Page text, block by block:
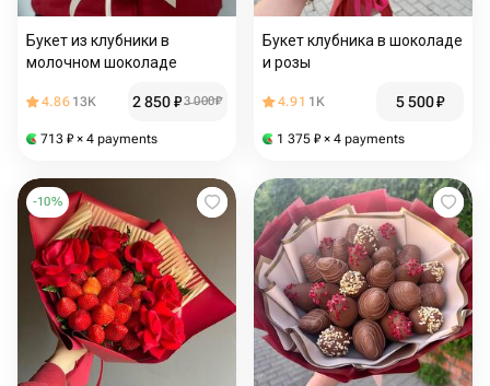
Букет из клубники в
молочном шоколаде
4.86 13K 2 850₽3 000₽
713 ₽ × 4 payments
Букет клубника в шоколаде
и розы
4.91 1K 5 500₽
1 375 ₽ × 4 payments
-10%